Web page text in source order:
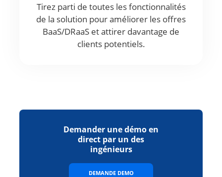
Tirez parti de toutes les fonctionnalités
de la solution pour améliorer les offres
BaaS/DRaaS et attirer davantage de
clients potentiels.
Demander une démo en
direct par un des
ingénieurs
DEMANDE DEMO